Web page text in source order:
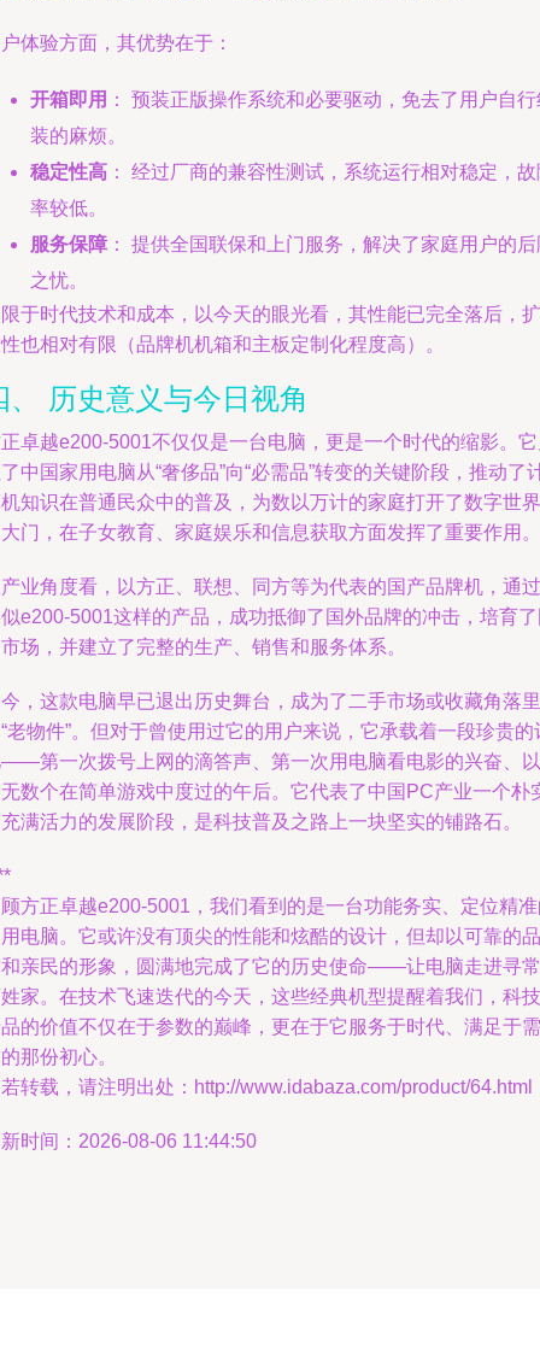
体验方面，其优势在于：
开箱即用 ： 预装正版操作系统和必要驱动，免去了用户自
装的麻烦。
稳定性高 ： 经过厂商的兼容性测试，系统运行相对稳定，
率较低。
服务保障 ： 提供全国联保和上门服务，解决了家庭用户的
之忧。
于时代技术和成本，以今天的眼光看，其性能已完全落后，扩
也相对有限（品牌机机箱和主板定制化程度高）。
、 历史意义与今日视角
卓越e200-5001不仅仅是一台电脑，更是一个时代的缩影。
中国家用电脑从“奢侈品”向“必需品”转变的关键阶段，推动了
知识在普通民众中的普及，为数以万计的家庭打开了数字世界
门，在子女教育、家庭娱乐和信息获取方面发挥了重要作用。
业角度看，以方正、联想、同方等为代表的国产品牌机，通过
e200-5001这样的产品，成功抵御了国外品牌的冲击，培育
场，并建立了完整的生产、销售和服务体系。
，这款电脑早已退出历史舞台，成为了二手市场或收藏角落里
老物件”。但对于曾使用过它的用户来说，它承载着一段珍贵的
第一次拨号上网的滴答声、第一次用电脑看电影的兴奋、以
数个在简单游戏中度过的午后。它代表了中国PC产业一个朴
满活力的发展阶段，是科技普及之路上一块坚实的铺路石。
方正卓越e200-5001，我们看到的是一台功能务实、定位精
电脑。它或许没有顶尖的性能和炫酷的设计，但却以可靠的品
亲民的形象，圆满地完成了它的历史使命——让电脑走进寻常
家。在技术飞速迭代的今天，这些经典机型提醒着我们，科技
的价值不仅在于参数的巅峰，更在于它服务于时代、满足于需
那份初心。
转载，请注明出处：http://www.idabaza.com/product/64.html
时间：2026-08-06 11:44:50